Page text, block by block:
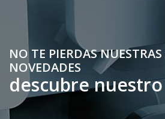
NO TE PIERDAS
NOVEDADES
descubre